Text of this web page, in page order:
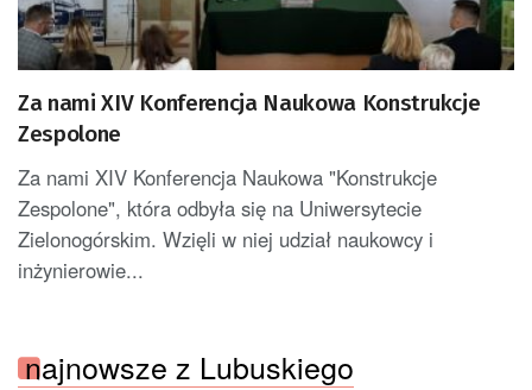
Za nami XIV Konferencja Naukowa Konstrukcje
Zespolone
Za nami XIV Konferencja Naukowa "Konstrukcje
Zespolone", która odbyła się na Uniwersytecie
Zielonogórskim. Wzięli w niej udział naukowcy i
inżynierowie...
najnowsze z Lubuskiego